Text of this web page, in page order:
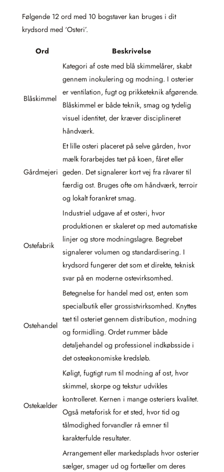
Følgende 12 ord med 10 bogstaver kan bruges i dit
krydsord med ‘Osteri’.
Ord Beskrivelse
Blåskimmel
Kategori af oste med blå skimmelårer, skabt
gennem inokulering og modning. I osterier
er ventilation, fugt og prikketeknik afgørende.
Blåskimmel er både teknik, smag og tydelig
visuel identitet, der kræver disciplineret
håndværk.
Gårdmejeri
Et lille osteri placeret på selve gården, hvor
mælk forarbejdes tæt på koen, fåret eller
geden. Det signalerer kort vej fra råvarer til
færdig ost. Bruges ofte om håndværk, terroir
og lokalt forankret smag.
Ostefabrik
Industriel udgave af et osteri, hvor
produktionen er skaleret op med automatiske
linjer og store modningslagre. Begrebet
signalerer volumen og standardisering. I
krydsord fungerer det som et direkte, teknisk
svar på en moderne ostevirksomhed.
Ostehandel
Betegnelse for handel med ost, enten som
specialbutik eller grossistvirksomhed. Knyttes
tæt til osteriet gennem distribution, modning
og formidling. Ordet rummer både
detaljehandel og professionel indkøbsside i
det osteøkonomiske kredsløb.
Ostekælder
Køligt, fugtigt rum til modning af ost, hvor
skimmel, skorpe og tekstur udvikles
kontrolleret. Kernen i mange osteriers kvalitet.
Også metaforisk for et sted, hvor tid og
tålmodighed forvandler rå emner til
karakterfulde resultater.
Arrangement eller markedsplads hvor osterier
sælger, smager ud og fortæller om deres